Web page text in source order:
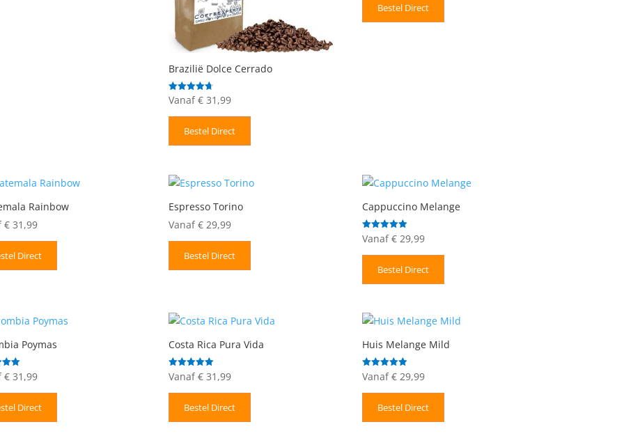
Brazilië Dolce Cerrado
Gewaardeerd
4.67
uit 5
Vanaf € 31,99
Bestel Direct
Bestel Direct
Rainbow
€ 31,99
Direct
Espresso Torino
Vanaf € 29,99
Bestel Direct
Cappuccino Melange
Gewaardeerd
5.00
Vanaf € 29,99
Bestel Direct
Poymas
€ 31,99
Direct
Costa Rica Pura Vida
Gewaardeerd
5.00
uit 5
Vanaf € 31,99
Bestel Direct
Huis Melange Mild
Gewaardeerd
5.00
uit 5
Vanaf € 29,99
Bestel Direct